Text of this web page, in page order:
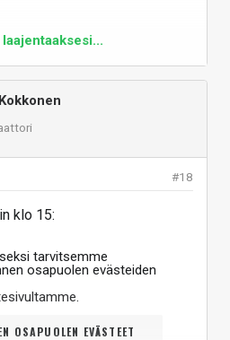
laajentaaksesi...
#18
klo 15:
tarvitsemme
osapuolen evästeiden
OSAPUOLEN EVÄSTEET